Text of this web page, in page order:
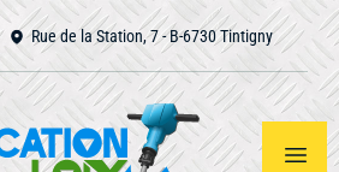
Rue de la Station, 7 - B-6730 Tintigny